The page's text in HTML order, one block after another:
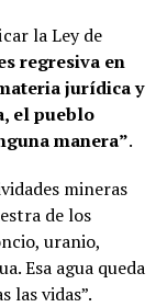
la Ley de
regresiva en
jurídica y
el pueblo
manera”.
mineras
de los
uranio,
Esa agua queda
las vidas”.